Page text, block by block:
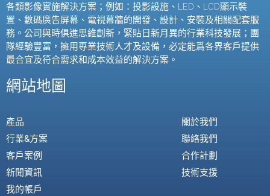
各類影像實施解決方案；例如：投影設施、 LED 、 LCD顯示裝
置、數碼廣告屏幕、電視幕牆的開發、設計、安裝及相關配套服
務。公司與時俱進思維創新，緊貼日新月異的行業科技發展；團
隊經驗豐富，擁用專業技術人才及設備，必定能爲各界客戶提供
最合宜及符合需求和成本效益的解決方案。
網站地圖
產品
行業&方案
客戶案例
新聞資訊
我的帳戶
關於我們
聯絡我們
合作計劃
技術支援